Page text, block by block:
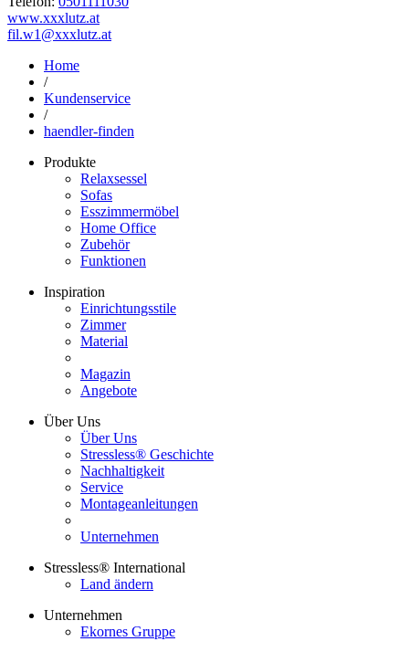
www.xxxlutz.at
fil.w1@xxxlutz.at
Home
/
Kundenservice
/
haendler-finden
Produkte
Relaxsessel
Sofas
Esszimmermöbel
Home Office
Zubehör
Funktionen
Inspiration
Einrichtungsstile
Zimmer
Material
Magazin
Angebote
Über Uns
Über Uns
Stressless® Geschichte
Nachhaltigkeit
Service
Montageanleitungen
Unternehmen
Stressless® International
Land ändern
Unternehmen
Ekornes Gruppe